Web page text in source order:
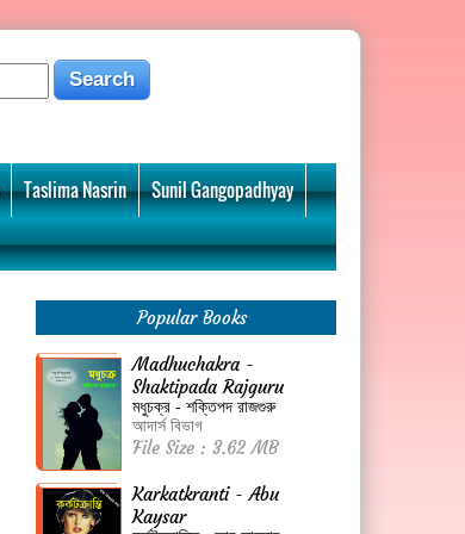
Taslima Nasrin Sunil Gangopadhyay
Popular Books
Madhuchakra -
Shaktipada Rajguru
মধুচক্র - শক্তিপদ রাজগুরু
আদার্স বিভাগ
File Size : 3.62 MB
Karkatkranti - Abu
Kaysar